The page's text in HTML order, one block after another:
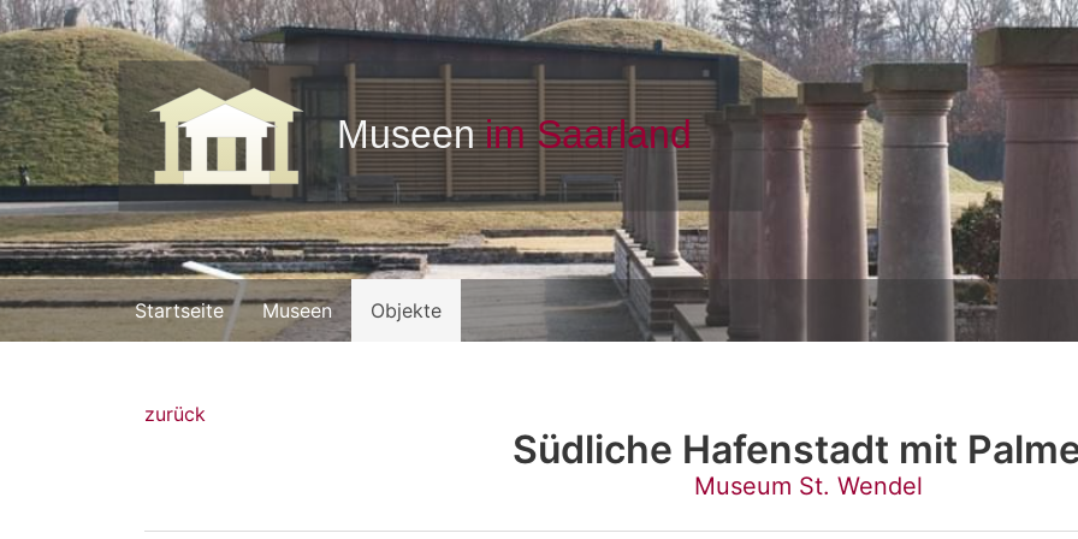
Startseite Museen Objekte
zurück
Südliche Hafenstadt mit
Museum St. Wendel